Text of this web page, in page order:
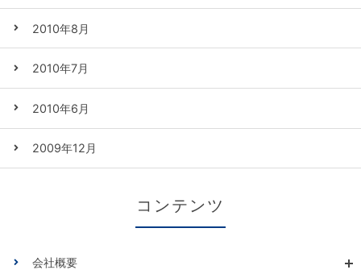
2010年8月
2010年7月
2010年6月
2009年12月
コンテンツ
会社概要